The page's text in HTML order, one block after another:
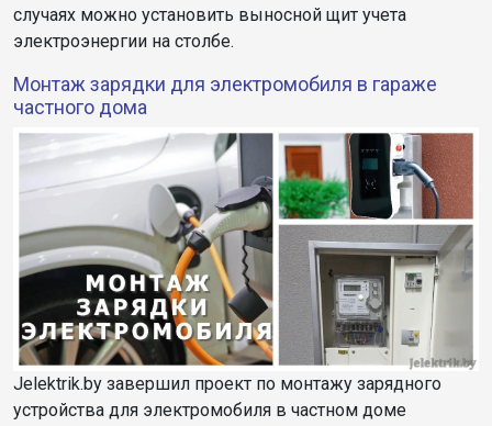
случаях можно установить выносной щит учета
электроэнергии на столбе.
Монтаж зарядки для электромобиля в гараже
частного дома
Jelektrik.by завершил проект по монтажу зарядного
устройства для электромобиля в частном доме